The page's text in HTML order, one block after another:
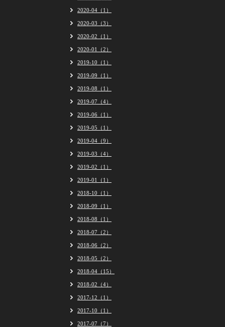
2020-04（1）
2020-03（3）
2020-02（1）
2020-01（2）
2019-10（1）
2019-09（1）
2019-08（1）
2019-07（4）
2019-06（1）
2019-05（1）
2019-04（9）
2019-03（4）
2019-02（1）
2019-01（1）
2018-10（1）
2018-09（1）
2018-08（1）
2018-07（2）
2018-06（2）
2018-05（2）
2018-04（15）
2018-02（4）
2017-12（1）
2017-10（1）
2017-07（7）